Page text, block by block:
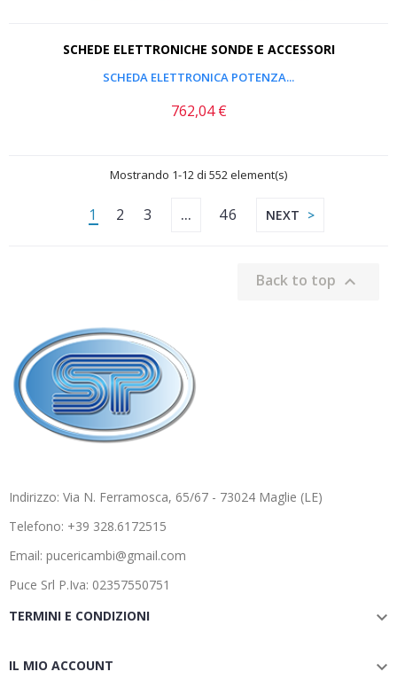
SCHEDE ELETTRONICHE SONDE E ACCESSORI
SCHEDA ELETTRONICA POTENZA...
Prezzo
762,04 €
Mostrando 1-12 di 552 element(s)
1 2 3 … 46 NEXT
Back to top 
Indirizzo: Via N. Ferramosca, 65/67 - 73024 Maglie (LE)
Telefono: +39 328.6172515
Email: pucericambi@gmail.com
Puce Srl P.Iva: 02357550751
TERMINI E CONDIZIONI

IL MIO ACCOUNT 